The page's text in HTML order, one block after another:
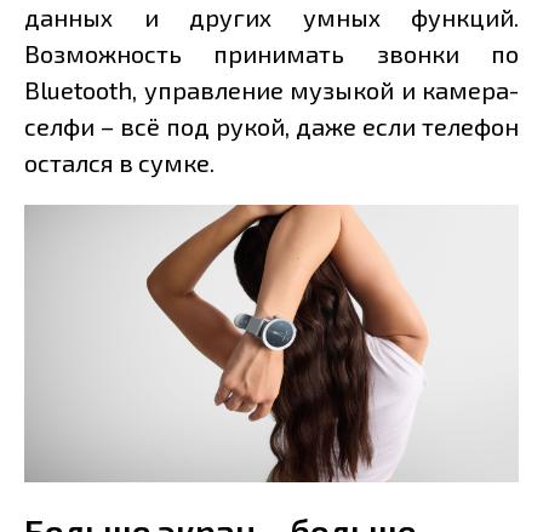
данных и других умных функций.
Возможность принимать звонки по
Bluetooth, управление музыкой и камера-
селфи – всё под рукой, даже если телефон
остался в сумке.